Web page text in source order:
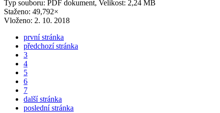
Typ souboru: PDF dokument, Velikost: 2,24 MB
Staženo: 49,792×
Vloženo: 2. 10. 2018
první stránka
předchozí stránka
3
4
5
6
7
další stránka
poslední stránka